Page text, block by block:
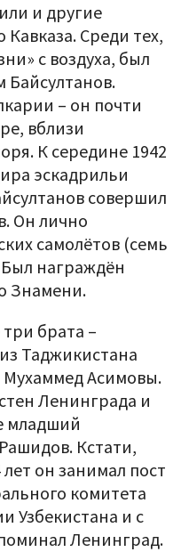
и другие
Кавказа. Среди тех,
с воздуха, был
Байсултанов.
– он почти
вблизи
К середине 1942
эскадрильи
совершил
Он лично
самолётов (семь
Был награждён
Знамени.
брата –
Таджикистана
Асимовы.
Ленинграда и
младший
Кстати,
он занимал пост
комитета
Узбекистана и с
Ленинград.